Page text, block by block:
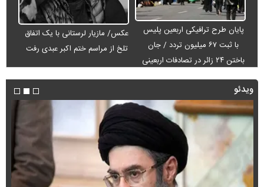
پایان طرح ترافیکی اربعین پلیس
با ثبت ۶۷ میلیون تردد / جان
باختن ۲۴ زائر در تصادفات اربعینی
عکس/ مازیار لرستانی با یک اتفاق
تلخ از مراسم ختم اکبر عبدی رفت
ویدئو